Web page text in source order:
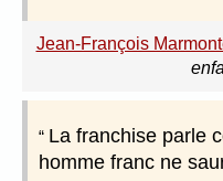
Jean-François
La franchise parle
homme franc ne